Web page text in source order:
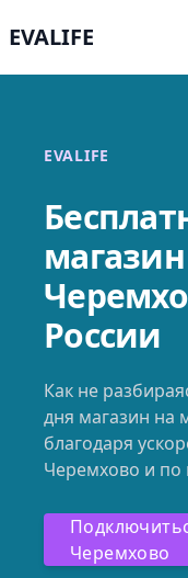
EVALIFE
EVALIFE
России
Как не
дня магазин на
благодаря
Черемхово и по
Черемхово